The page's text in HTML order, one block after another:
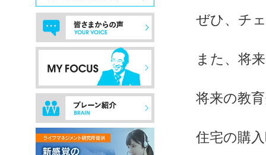
ぜひ、チ
また、将
将来の教
住宅の購